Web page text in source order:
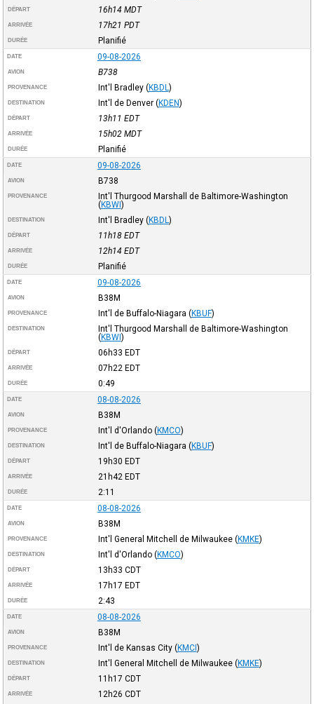
DÉPART 16h14 MDT
ARRIVÉE 17h21 PDT
DURÉE Planifié
DATE 09-08-2026
AVION B738
PROVENANCE Int'l Bradley (KBDL )
DESTINATION Int'l de Denver (KDEN)
DÉPART 13h11 EDT
ARRIVÉE 15h02 MDT
DURÉE Planifié
DATE 09-08-2026
AVION B738
PROVENANCE
Int'l Thurgood Marshall de Baltimore-Washington
(KBWI)
DESTINATION Int'l Bradley (KBDL )
DÉPART 11h18 EDT
ARRIVÉE 12h14 EDT
DURÉE Planifié
DATE 09-08-2026
AVION B38M
PROVENANCE Int'l de Buffalo-Niagara (KBUF)
DESTINATION
Int'l Thurgood Marshall de Baltimore-Washington
(KBWI)
DÉPART 06h33 EDT
ARRIVÉE 07h22 EDT
DURÉE 0:49
DATE 08-08-2026
AVION B38M
PROVENANCE Int'l d'Orlando (KMCO)
DESTINATION Int'l de Buffalo-Niagara (KBUF)
DÉPART 19h30 EDT
ARRIVÉE 21h42 EDT
DURÉE 2:11
DATE 08-08-2026
AVION B38M
PROVENANCE Int'l General Mitchell de Milwaukee (KMKE)
DESTINATION Int'l d'Orlando (KMCO)
DÉPART 13h33 CDT
ARRIVÉE 17h17 EDT
DURÉE 2:43
DATE 08-08-2026
AVION B38M
PROVENANCE Int'l de Kansas City (KMCI)
DESTINATION Int'l General Mitchell de Milwaukee (KMKE)
DÉPART 11h17 CDT
ARRIVÉE 12h26 CDT